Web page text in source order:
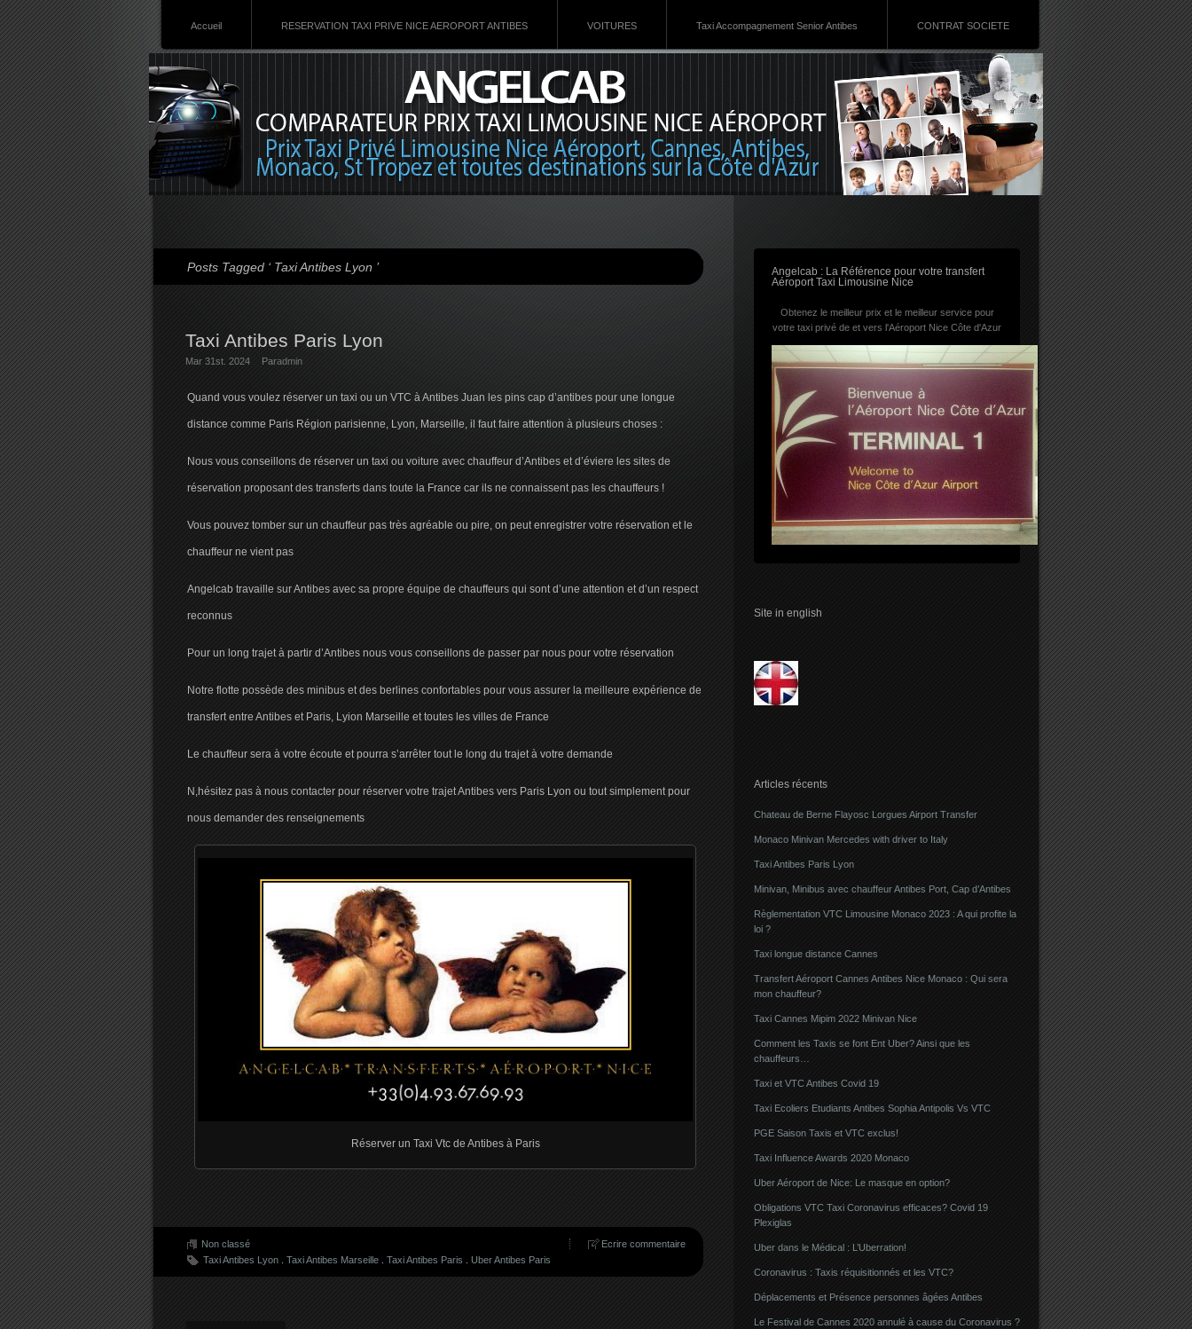
Accueil RESERVATION TAXI PRIVE NICE AEROPORT ANTIBES VOITURES Taxi Accompagnement Senior Antibes CONTRAT SOCIETE
RSS
Posts Tagged ‘ Taxi Antibes Lyon ’
Taxi Antibes Paris Lyon
Mar 31st. 2024 Paradmin
Quand vous voulez réserver un taxi ou un VTC à Antibes Juan les pins cap d’antibes pour une longue
distance comme Paris Région parisienne, Lyon, Marseille, il faut faire attention à plusieurs choses :
Nous vous conseillons de réserver un taxi ou voiture avec chauffeur d’Antibes et d’éviere les sites de
réservation proposant des transferts dans toute la France car ils ne connaissent pas les chauffeurs !
Vous pouvez tomber sur un chauffeur pas très agréable ou pire, on peut enregistrer votre réservation et le
chauffeur ne vient pas
Angelcab travaille sur Antibes avec sa propre équipe de chauffeurs qui sont d’une attention et d’un respect
reconnus
Pour un long trajet à partir d’Antibes nous vous conseillons de passer par nous pour votre réservation
Notre flotte possède des minibus et des berlines confortables pour vous assurer la meilleure expérience de
transfert entre Antibes et Paris, Lyion Marseille et toutes les villes de France
Le chauffeur sera à votre écoute et pourra s’arrêter tout le long du trajet à votre demande
N,hésitez pas à nous contacter pour réserver votre trajet Antibes vers Paris Lyon ou tout simplement pour
nous demander des renseignements
Réserver un Taxi Vtc de Antibes à Paris
Ecrire commentaire
Non classé
Taxi Antibes Lyon . Taxi Antibes Marseille . Taxi Antibes Paris . Uber Antibes Paris
Angelcab : La Référence pour votre transfert
Aéroport Taxi Limousine Nice
Obtenez le meilleur prix et le meilleur service pour
votre taxi privé de et vers l'Aéroport Nice Côte d'Azur
Site in english
Articles récents
Chateau de Berne Flayosc Lorgues Airport Transfer
Monaco Minivan Mercedes with driver to Italy
Taxi Antibes Paris Lyon
Minivan, Minibus avec chauffeur Antibes Port, Cap d’Antibes
Règlementation VTC Limousine Monaco 2023 : A qui profite la
loi ?
Taxi longue distance Cannes
Transfert Aéroport Cannes Antibes Nice Monaco : Qui sera
mon chauffeur?
Taxi Cannes Mipim 2022 Minivan Nice
Comment les Taxis se font Ent Uber? Ainsi que les
chauffeurs…
Taxi et VTC Antibes Covid 19
Taxi Ecoliers Etudiants Antibes Sophia Antipolis Vs VTC
PGE Saison Taxis et VTC exclus!
Taxi Influence Awards 2020 Monaco
Uber Aéroport de Nice: Le masque en option?
Obligations VTC Taxi Coronavirus efficaces? Covid 19
Plexiglas
Uber dans le Médical : L’Uberration!
Coronavirus : Taxis réquisitionnés et les VTC?
Déplacements et Présence personnes âgées Antibes
Le Festival de Cannes 2020 annulé à cause du Coronavirus ?